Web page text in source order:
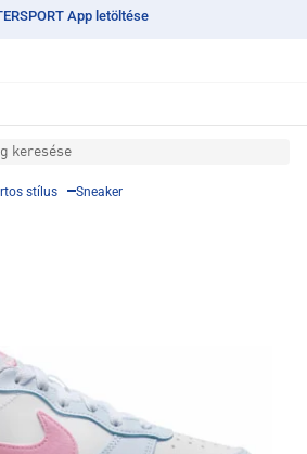
App letöltése
keresése
stílus Sneaker